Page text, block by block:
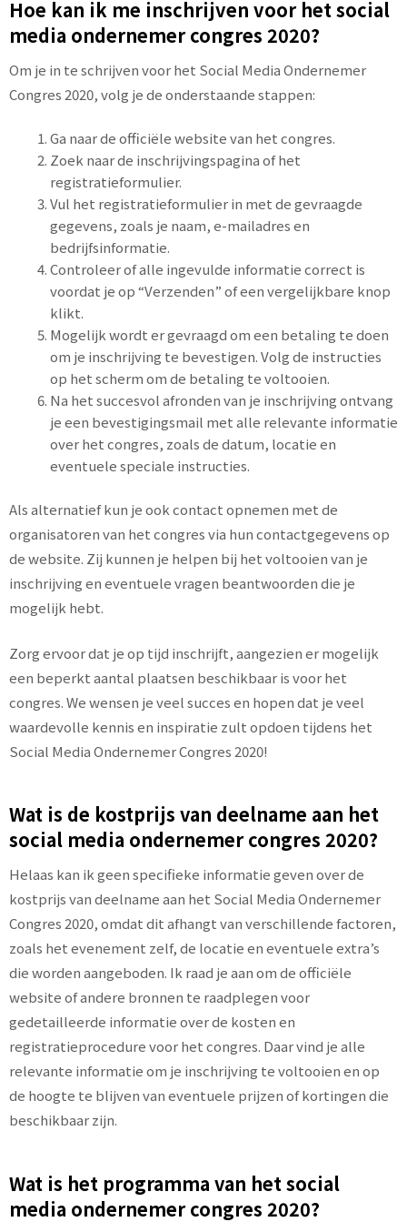
Hoe kan ik me inschrijven voor het social
media ondernemer congres 2020?
Om je in te schrijven voor het Social Media Ondernemer
Congres 2020, volg je de onderstaande stappen:
Ga naar de officiële website van het congres.
Zoek naar de inschrijvingspagina of het
registratieformulier.
Vul het registratieformulier in met de gevraagde
gegevens, zoals je naam, e-mailadres en
bedrijfsinformatie.
Controleer of alle ingevulde informatie correct is
voordat je op “Verzenden” of een vergelijkbare knop
klikt.
Mogelijk wordt er gevraagd om een betaling te doen
om je inschrijving te bevestigen. Volg de instructies
op het scherm om de betaling te voltooien.
Na het succesvol afronden van je inschrijving ontvang
je een bevestigingsmail met alle relevante informatie
over het congres, zoals de datum, locatie en
eventuele speciale instructies.
Als alternatief kun je ook contact opnemen met de
organisatoren van het congres via hun contactgegevens op
de website. Zij kunnen je helpen bij het voltooien van je
inschrijving en eventuele vragen beantwoorden die je
mogelijk hebt.
Zorg ervoor dat je op tijd inschrijft, aangezien er mogelijk
een beperkt aantal plaatsen beschikbaar is voor het
congres. We wensen je veel succes en hopen dat je veel
waardevolle kennis en inspiratie zult opdoen tijdens het
Social Media Ondernemer Congres 2020!
Wat is de kostprijs van deelname aan het
social media ondernemer congres 2020?
Helaas kan ik geen specifieke informatie geven over de
kostprijs van deelname aan het Social Media Ondernemer
Congres 2020, omdat dit afhangt van verschillende factoren,
zoals het evenement zelf, de locatie en eventuele extra’s
die worden aangeboden. Ik raad je aan om de officiële
website of andere bronnen te raadplegen voor
gedetailleerde informatie over de kosten en
registratieprocedure voor het congres. Daar vind je alle
relevante informatie om je inschrijving te voltooien en op
de hoogte te blijven van eventuele prijzen of kortingen die
beschikbaar zijn.
Wat is het programma van het social
media ondernemer congres 2020?